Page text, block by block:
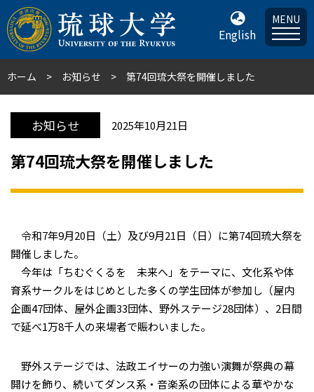
English
MENU
ホーム お知らせ 第74回琉大祭を開催しました
お知らせ 2025年10月21日
第74回琉大祭を開催しました
令和7年9月20日（土）及び9月21日（日）に第74回琉大祭を
開催しました。
今年は「ちむぐくるを 未来へ」をテーマに、文化系や体
育系サークルをはじめとした多くの学生団体が参加し（屋内
企画47団体、屋外企画33団体、野外ステージ28団体）、2日間
で延べ1万8千人の来場者で賑わいました。
野外ステージでは、法政エイサーの力強い演舞が祭典の幕
開けを飾り、続いてダンス系・音楽系の団体による華やかな